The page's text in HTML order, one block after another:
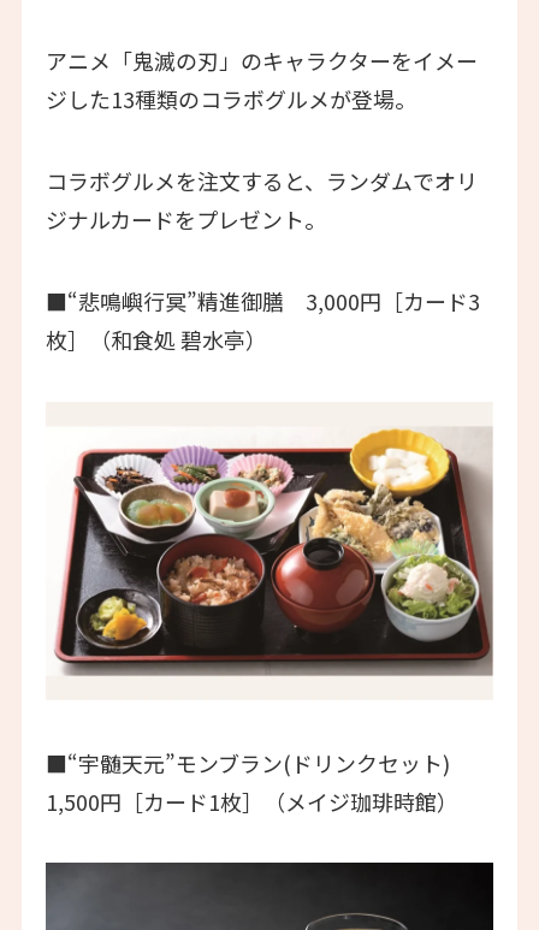
アニメ「鬼滅の刃」のキャラクターをイメー
ジした13種類のコラボグルメが登場。
コラボグルメを注文すると、ランダムでオリ
ジナルカードをプレゼント。
■“悲鳴嶼行冥”精進御膳 3,000円［カード3
枚］（和食処 碧水亭）
■“宇髄天元”モンブラン(ドリンクセット)
1,500円［カード1枚］（メイジ珈琲時館）